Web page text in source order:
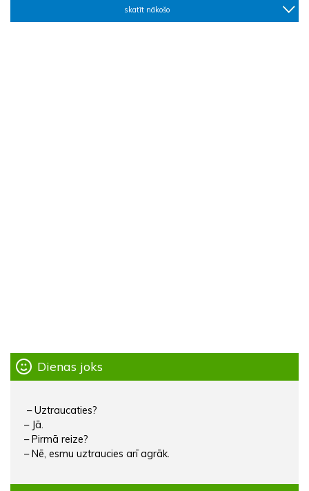
skatīt nākošo
Dienas joks
– Uztraucaties?
– Jā.
– Pirmā reize?
– Nē, esmu uztraucies arī agrāk.